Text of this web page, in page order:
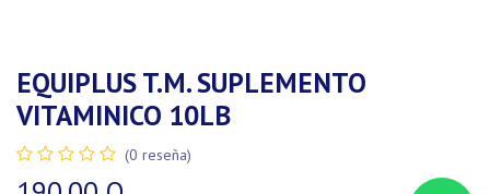
EQUIPLUS T.M. SUPLEMENTO
VITAMINICO 10LB
(0 reseña)